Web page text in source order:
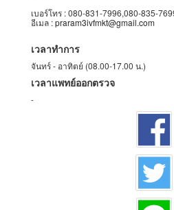
เบอร์โทร : 080-831-7996,080-835-
อีเมล :praram3ivfmkt@gmail.com
เวลาทำการ
จันทร์ - อาทิตย์ (08.00-17.00 น.)
เวลาแพทย์ออกตรวจ
-